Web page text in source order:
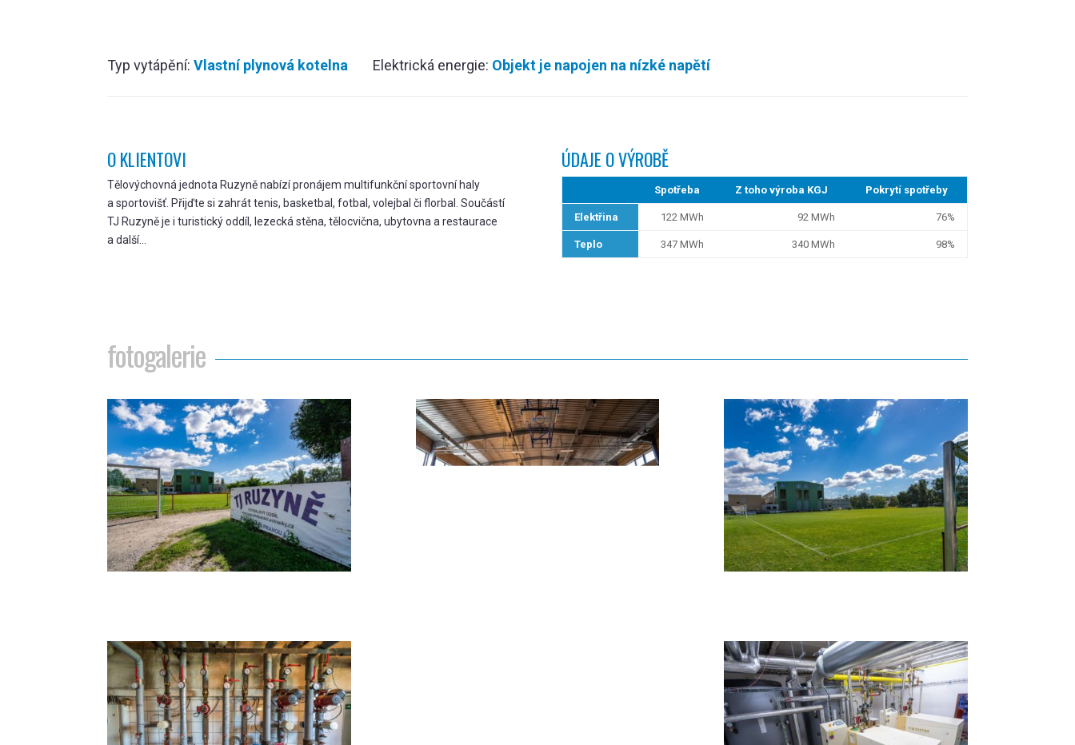
Typ vytápění:Vlastní plynová kotelna Elektrická energie: Objekt je napojen na nízké napětí
O KLIENTOVI
Tělovýchovná jednota Ruzyně nabízí pronájem multifunkční sportovní haly
a sportovišť. Přijďte si zahrát tenis, basketbal, fotbal, volejbal či florbal. Součástí
TJ Ruzyně je i turistický oddíl, lezecká stěna, tělocvična, ubytovna a restaurace
a další…
ÚDAJE O VÝROBĚ
Spotřeba Z toho výroba KGJ Pokrytí spotřeby
Elektřina 122 MWh 92 MWh 76%
Teplo 347 MWh 340 MWh 98%
fotogalerie